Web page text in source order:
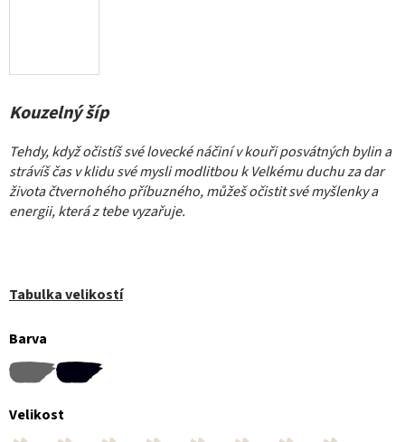
Kouzelný šíp
Tehdy, když očistíš své lovecké náčiní v kouři posvátných bylin a
strávíš čas v klidu své mysli modlitbou k Velkému duchu za dar
života čtvernohého příbuzného, můžeš očistit své myšlenky a
energii, která z tebe vyzařuje.
Tabulka velikostí
Barva
Velikost